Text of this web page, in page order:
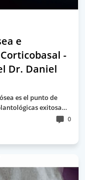
e
-
Dr. Daniel
es el punto de
exitosa…
0